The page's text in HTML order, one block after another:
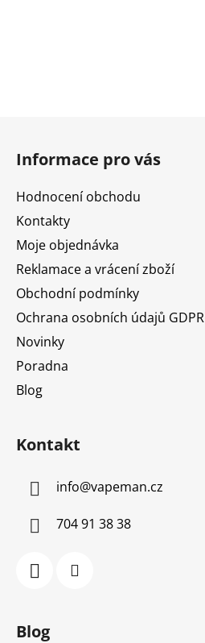
Informace pro vás
Hodnocení obchodu
Kontakty
Moje objednávka
Reklamace a vrácení zboží
Obchodní podmínky
Ochrana osobních údajů GDPR
Novinky
Poradna
Blog
Kontakt
info@vapeman.cz
704 91 38 38
Blog